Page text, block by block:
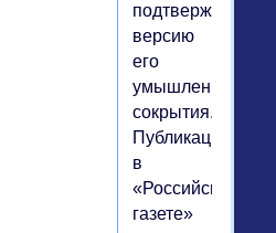
подтверждает
версию
его
умышленного
сокрытия.
Публикация
в
«Российской
газете»